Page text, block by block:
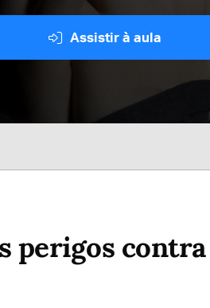
Assistir à aula
perigos contra